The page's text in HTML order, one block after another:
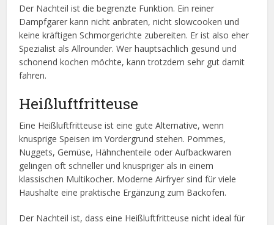
Der Nachteil ist die begrenzte Funktion. Ein reiner
Dampfgarer kann nicht anbraten, nicht slowcooken und
keine kräftigen Schmorgerichte zubereiten. Er ist also eher
Spezialist als Allrounder. Wer hauptsächlich gesund und
schonend kochen möchte, kann trotzdem sehr gut damit
fahren.
Heißluftfritteuse
Eine Heißluftfritteuse ist eine gute Alternative, wenn
knusprige Speisen im Vordergrund stehen. Pommes,
Nuggets, Gemüse, Hähnchenteile oder Aufbackwaren
gelingen oft schneller und knuspriger als in einem
klassischen Multikocher. Moderne Airfryer sind für viele
Haushalte eine praktische Ergänzung zum Backofen.
Der Nachteil ist, dass eine Heißluftfritteuse nicht ideal für